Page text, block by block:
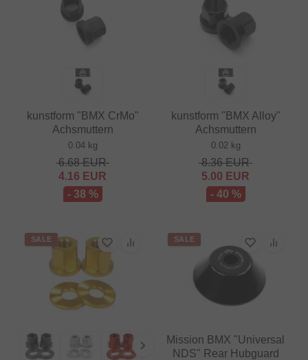
kunstform "BMX CrMo"
Achsmuttern
0.04 kg
6.68EUR
4.16 EUR
- 38 %
kunstform "BMX Alloy"
Achsmuttern
0.02 kg
8.36EUR
5.00 EUR
- 40 %
SALE SALE
Mission BMX "Universal
NDS" Rear Hubguard